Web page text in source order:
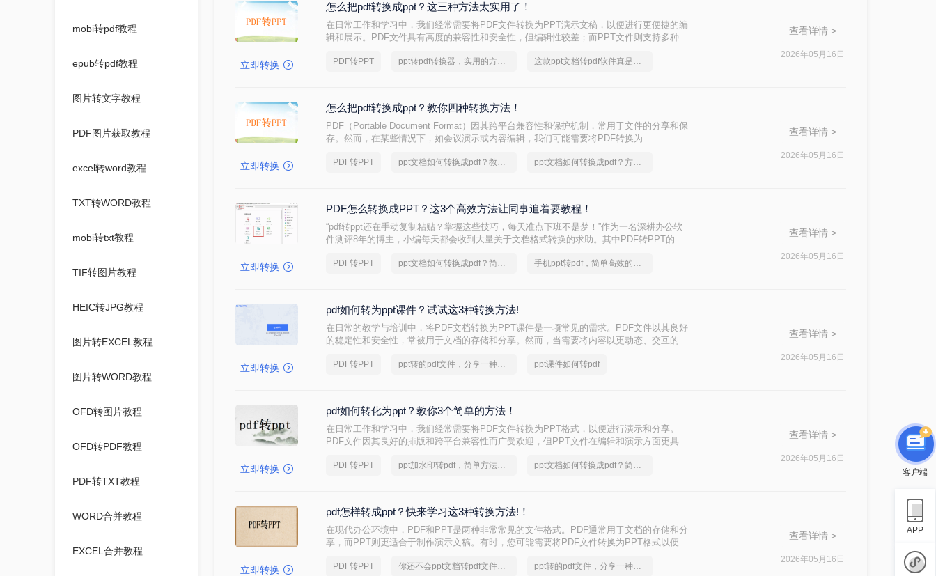
mobi转pdf教程
epub转pdf教程
图片转文字教程
PDF图片获取教程
excel转word教程
TXT转WORD教程
mobi转txt教程
TIF转图片教程
HEIC转JPG教程
图片转EXCEL教程
图片转WORD教程
OFD转图片教程
OFD转PDF教程
PDF转TXT教程
WORD合并教程
EXCEL合并教程
立即转换
怎么把pdf转换成ppt？这三种方法太实用了！
在日常工作和学习中，我们经常需要将PDF文件转换为PPT演示文稿，以便进行更便捷的编
辑和展示。PDF文件具有高度的兼容性和安全性，但编辑性较差；而PPT文件则支持多种动
PDF转换为PPT的高效方法。
PDF转PPT ppt转pdf转换器，实用的方法来了 这款ppt文档转pdf软件真是太好用了
查看详情 >
2026年05月16日
立即转换
怎么把pdf转换成ppt？教你四种转换方法！
PDF（Portable Document Format）因其跨平台兼容性和保护机制，常用于文件的分享和保
存。然而，在某些情况下，如会议演示或内容编辑，我们可能需要将PDF转换为
的方法。
PDF转PPT ppt文档如何转换成pdf？教你一个小技巧 ppt文档如何转换成pdf？方法详细解析
查看详情 >
2026年05月16日
立即转换
PDF怎么转换成PPT？这3个高效方法让同事追着要教程！
“pdf转ppt还在手动复制粘贴？掌握这些技巧，每天准点下班不是梦！”作为一名深耕办公软
件测评8年的博主，小编每天都会收到大量关于文档格式转换的求助。其中PDF转PPT的需
PDF转PPT ppt文档如何转换成pdf？简单高效的恢复方法 手机ppt转pdf，简单高效的转换方法
查看详情 >
2026年05月16日
立即转换
pdf如何转为ppt课件？试试这3种转换方法!
在日常的教学与培训中，将PDF文档转换为PPT课件是一项常见的需求。PDF文件以其良好
的稳定性和安全性，常被用于文档的存储和分享。然而，当需要将内容以更动态、交互的方
转换为PPT课件的方法。
PDF转PPT ppt转的pdf文件，分享一种简单的方法 ppt课件如何转pdf
查看详情 >
2026年05月16日
立即转换
pdf如何转化为ppt？教你3个简单的方法！
在日常工作和学习中，我们经常需要将PDF文件转换为PPT格式，以便进行演示和分享。
PDF文件因其良好的排版和跨平台兼容性而广受欢迎，但PPT文件在编辑和演示方面更具优
PDF转PPT ppt加水印转pdf，简单方法教你一招 ppt文档如何转换成pdf？简单易学的方法
查看详情 >
2026年05月16日
立即转换
pdf怎样转成ppt？快来学习这3种转换方法!！
在现代办公环境中，PDF和PPT是两种非常常见的文件格式。PDF通常用于文档的存储和分
享，而PPT则更适合于制作演示文稿。有时，您可能需要将PDF文件转换为PPT格式以便进
PDF转PPT 你还不会ppt文档转pdf文件吗？快来学习 ppt转的pdf文件，分享一种简单的方法
查看详情 >
2026年05月16日
客户端
APP